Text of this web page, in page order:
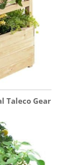
Taleco Gear